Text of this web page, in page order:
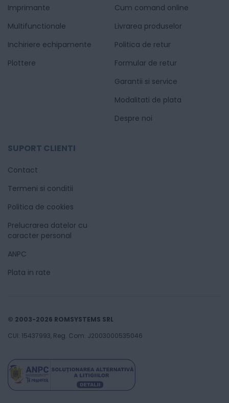
62 Lei
Imprimante
Multifunctionale
Inchiriere echipamente
Plottere
Cum comand online
Livrarea produselor
Politica de retur
Formular de retur
Garantii si service
Modalitati de plata
Despre noi
SUPORT CLIENTI
Contact
Termeni si conditii
Politica de cookies
Prelucrarea datelor cu
caracter personal
ANPC
Plata in rate
© 2003-2026 ROMSYSTEMS SRL
CUI: 15437993, Reg. Com. J2003000535046